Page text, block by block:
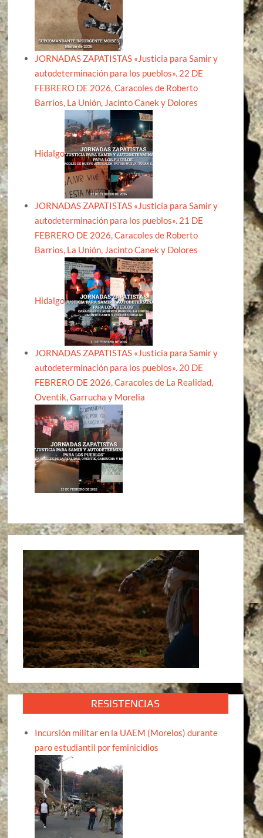
JORNADAS ZAPATISTAS «Justicia para Samir y
autodeterminación para los pueblos». 22 DE
FEBRERO DE 2026, Caracoles de Roberto
Barrios, La Unión, Jacinto Canek y Dolores
Hidalgo
JORNADAS ZAPATISTAS «Justicia para Samir y
autodeterminación para los pueblos». 21 DE
FEBRERO DE 2026, Caracoles de Roberto
Barrios, La Unión, Jacinto Canek y Dolores
Hidalgo
JORNADAS ZAPATISTAS «Justicia para Samir y
autodeterminación para los pueblos». 20 DE
FEBRERO DE 2026, Caracoles de La Realidad,
Oventik, Garrucha y Morelia
RESISTENCIAS
Incursión militar en la UAEM (Morelos) durante
paro estudiantil por feminicidios